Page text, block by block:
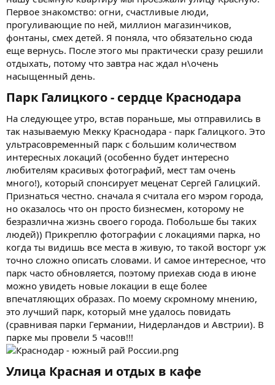
Первое знакомство: огни, счастливые люди,
прогуливающие по ней, миллион магазинчиков,
фонтаны, смех детей. Я поняла, что обязательно сюда
еще вернусь. После этого мы практически сразу решили
отдыхать, потому что завтра нас ждал н\очень
насыщенный день.
Парк Галицкого - сердце Краснодара​
На следующее утро, встав пораньше, мы отправились в
так называемую Мекку Краснодара - парк Галицкого. Это
ультрасовременный парк с большим количеством
интересных локаций (особенно будет интересно
любителям красивых фотографий, мест там очень
много!), который спонсирует меценат Сергей Галицкий.
Признаться честно. сначала я считала его мэром города,
но оказалось что он просто бизнесмен, которому не
безразлична жизнь своего города. Побольше бы таких
людей)) Прикреплю фотографии с локациями парка, но
когда ты видишь все места в живую, то такой восторг уж
точно сложно описать словами. И самое интересное, что
парк часто обновляется, поэтому приехав сюда в июне
можно увидеть новые локации в еще более
впечатляющих образах. По моему скромному мнению,
это лучший парк, который мне удалось повидать
(сравнивая парки Германии, Нидерландов и Австрии). В
парке мы провели 5 часов!!!
Улица Красная и отдых в кафе​